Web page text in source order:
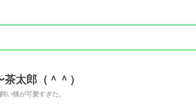
太郎（＾＾）
い猫が可愛すぎた。